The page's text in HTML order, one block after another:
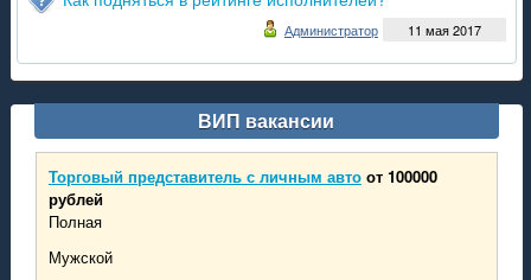
приложение проекта РАБОТА ДНР
11 мая 2017
Администратор
ВИП вакансии
Торговый представитель с личным авто от 100000
рублей
Полная
Мужской